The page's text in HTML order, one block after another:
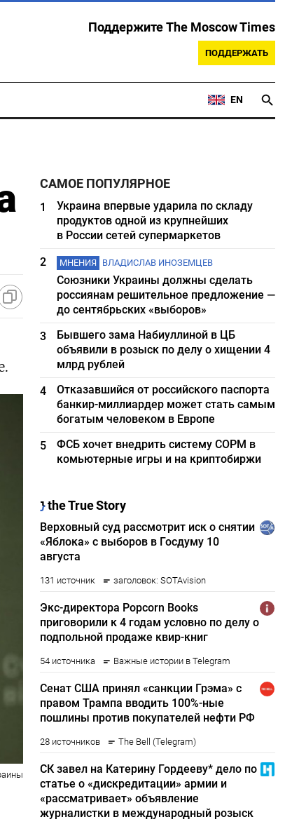
Поддержите The Moscow Times
ПОДДЕРЖАТЬ
EN
САМОЕ ПОПУЛЯРНОЕ
1
Украина впервые ударила по складу
продуктов одной из крупнейших
в России сетей супермаркетов
2
МНЕНИЯ ВЛАДИСЛАВ ИНОЗЕМЦЕВ
Союзники Украины должны сделать
россиянам решительное предложение —
до сентябрьских «выборов»
3
Бывшего зама Набиуллиной в ЦБ
объявили в розыск по делу о хищении 4
млрд рублей
4
Отказавшийся от российского паспорта
банкир-миллиардер может стать самым
богатым человеком в Европе
5
ФСБ хочет внедрить систему СОРМ в
комьютерные игры и на криптобиржи